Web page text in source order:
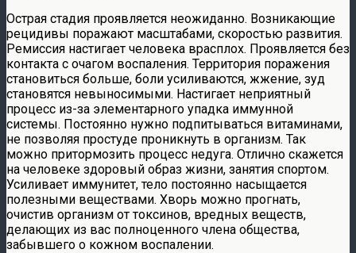
Острая стадия проявляется неожиданно. Возникающие
рецидивы поражают масштабами, скоростью развития.
Ремиссия настигает человека врасплох. Проявляется без
контакта с очагом воспаления. Территория поражения
становиться больше, боли усиливаются, жжение, зуд
становятся невыносимыми. Настигает неприятный
процесс из-за элементарного упадка иммунной
системы. Постоянно нужно подпитываться витаминами,
не позволяя простуде проникнуть в организм. Так
можно притормозить процесс недуга. Отлично скажется
на человеке здоровый образ жизни, занятия спортом.
Усиливает иммунитет, тело постоянно насыщается
полезными веществами. Хворь можно прогнать,
очистив организм от токсинов, вредных веществ,
делающих из вас полноценного члена общества,
забывшего о кожном воспалении.